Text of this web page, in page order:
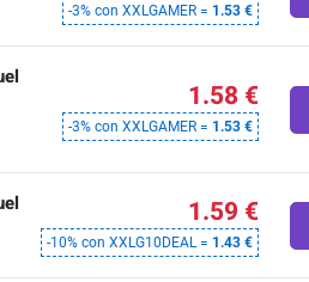
-3% con XXLGAMER = 1.53 €
1.58 €
-3% con XXLGAMER = 1.53 €
1.59 €
-10% con XXLG10DEAL = 1.43 €